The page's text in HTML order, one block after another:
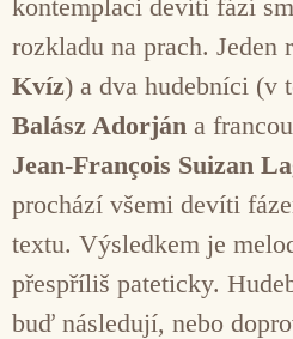
kontemplaci devíti fází
rozkladu na prach. Jeden
Kvíz) a dva hudebníci (v
Balász Adorján a
Jean-François Suizan
prochází všemi devíti
textu. Výsledkem je
přespříliš pateticky.
buď následují, nebo